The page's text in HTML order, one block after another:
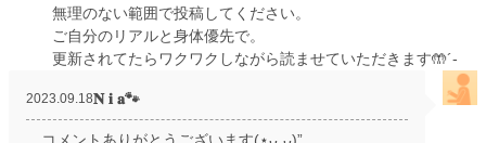
無理のない範囲で投稿してください。
ご自分のリアルと身体優先で。
更新されてたらワクワクしながら読ませていただきます🤲´-
2023.09.18𝐍 𝐢 𝐚🐾